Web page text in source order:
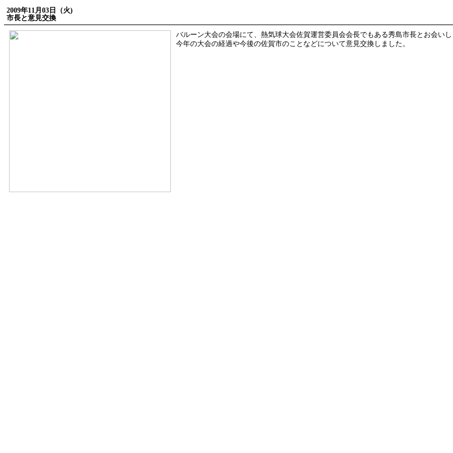
2009年11月03日（火)
市長と意見交換
バルーン大会の会場にて、熱気球大会佐賀運営委員会会長でもある秀島市長とお会い
今年の大会の経過や今後の佐賀市のことなどについて意見交換しました。